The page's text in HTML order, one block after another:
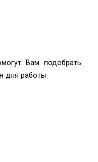
Вам подобрать
для работы